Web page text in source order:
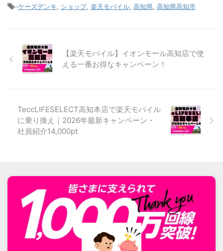
-ケーズデンキ ショップ, 楽天モバイル 高知県 高知県高知市
【楽天モバイル】イオンモール高知店で使
える一番お得なキャンペーン！
TeccLIFESELECT高知本店で楽天モバイル
に乗り換え｜2026年最新キャンペーン・
社員紹介14,000pt